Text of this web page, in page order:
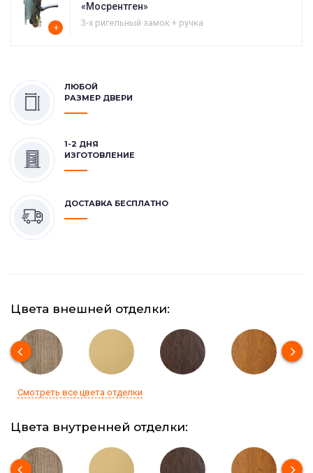
+
«Мосрентген»
3-х ригельный замок + ручка
ЛЮБОЙ
РАЗМЕР ДВЕРИ
1-2 ДНЯ
ИЗГОТОВЛЕНИЕ
ДОСТАВКА БЕСПЛАТНО
Цвета внешней отделки:
Смотреть все цвета отделки
Цвета внутренней отделки: